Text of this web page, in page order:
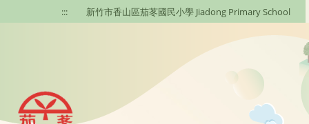
移至網頁之主要內容區位置
::: 新竹市香山區茄苳國民小學 Jiadong Primary School